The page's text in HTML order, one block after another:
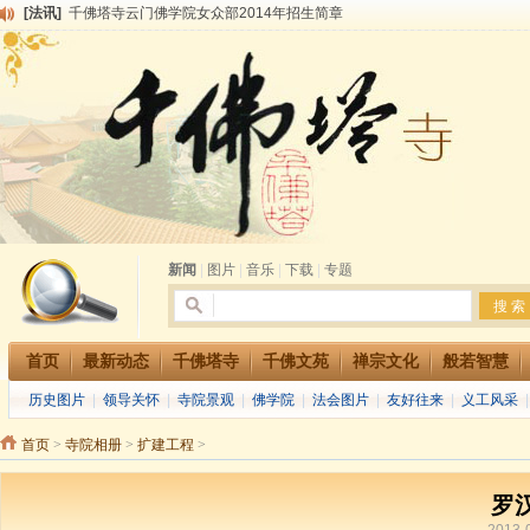
[法讯] 千佛塔寺云门佛学院女众部2014年招生简章
[法讯]
共赴华藏世界 进入最后七天倒计时 殊胜华严法会 快快同享富贵庄严海
千佛塔寺阅藏堂周末阅藏报名通知
[法讯]
清明节祭祖报恩地藏法会
[法讯] 本寺方丈上明下慧尼和尚开讲《六祖坛经》
[法讯]
2015-3-26师父于法堂对大众的开示
[法讯]
广东千佛塔寺云门佛学院女众部 2016年招生简章
[法讯]
恭请海涛法师莅临千佛塔寺弘法
[法讯] 2014年七月大法会 祈福息灾地藏七 冥阳两利普渡群蒙盂兰盆
新闻
图片 音乐 下载 专题
首页 最新动态 千佛塔寺 千佛文苑 禅宗文化 般若智慧
历史图片 领导关怀 寺院景观 佛学院 法会图片 友好往来 义工风采
首页 > 寺院相册 > 扩建工程 >
罗